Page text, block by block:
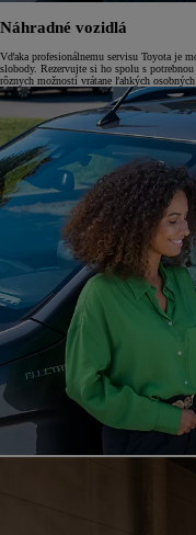
Náhradné vozidlá
Vďaka profesionálnemu servisu Toyota je
slobody. Rezervujte si ho spolu s
rôznych možností vrátane ľahkých